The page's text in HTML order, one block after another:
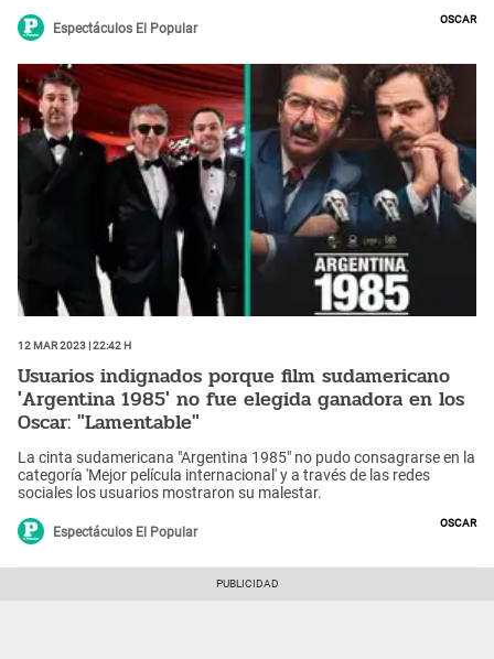
emocionado de ver ganar a Grant, a lo que respondió, "nadie en
particular". Cuando se le preguntó qué llevaba puesto, simplemente
dijo “mi traje” y que su sastre lo hizo.
Espectáculos El Popular
Oscar
12 Mar 2023 | 22:42 h
Usuarios indignados porque film sudamericano
'Argentina 1985' no fue elegida ganadora en los
Oscar: "Lamentable"
La cinta sudamericana "Argentina 1985" no pudo consagrarse en la
categoría 'Mejor película internacional' y a través de las redes
sociales los usuarios mostraron su malestar.
Espectáculos El Popular
Oscar